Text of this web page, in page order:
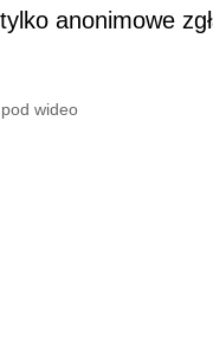
anonimowe
wideo